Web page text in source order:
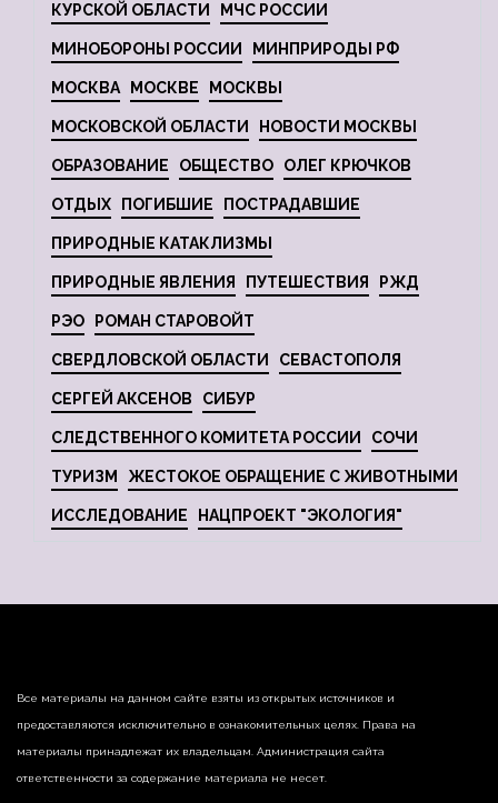
КУРСКОЙ ОБЛАСТИ МЧС РОССИИ
МИНОБОРОНЫ РОССИИ МИНПРИРОДЫ РФ
МОСКВА МОСКВЕ МОСКВЫ
МОСКОВСКОЙ ОБЛАСТИ НОВОСТИ МОСКВЫ
ОБРАЗОВАНИЕ ОБЩЕСТВО ОЛЕГ КРЮЧКОВ
ОТДЫХ ПОГИБШИЕ ПОСТРАДАВШИЕ
ПРИРОДНЫЕ КАТАКЛИЗМЫ
ПРИРОДНЫЕ ЯВЛЕНИЯ ПУТЕШЕСТВИЯ РЖД
РЭО РОМАН СТАРОВОЙТ
СВЕРДЛОВСКОЙ ОБЛАСТИ СЕВАСТОПОЛЯ
СЕРГЕЙ АКСЕНОВ СИБУР
СЛЕДСТВЕННОГО КОМИТЕТА РОССИИ СОЧИ
ТУРИЗМ ЖЕСТОКОЕ ОБРАЩЕНИЕ С ЖИВОТНЫМИ
ИССЛЕДОВАНИЕ НАЦПРОЕКТ "ЭКОЛОГИЯ"
Все материалы на данном сайте взяты из открытых источников и
предоставляются исключительно в ознакомительных целях. Права на
материалы принадлежат их владельцам. Администрация сайта
ответственности за содержание материала не несет.